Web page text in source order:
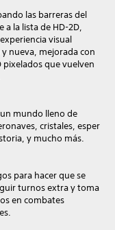
las barreras del
a la lista de HD-2D,
visual
nueva, mejorada con
pixelados que vuelven
mundo lleno de
cristales, esper
y mucho más.
para hacer que se
turnos extra y toma
en combates